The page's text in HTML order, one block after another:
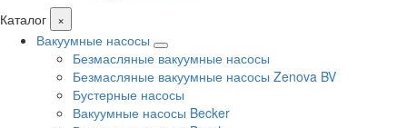
Каталог
×
Вакуумные насосы
Безмасляные вакуумные насосы
Безмасляные вакуумные насосы Zenova BV
Бустерные насосы
Вакуумные насосы Becker